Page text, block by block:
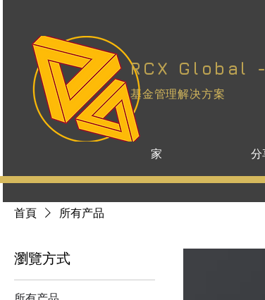
RCX Global
基金管理解决方案
家 分
首頁 所有产品
瀏覽方式